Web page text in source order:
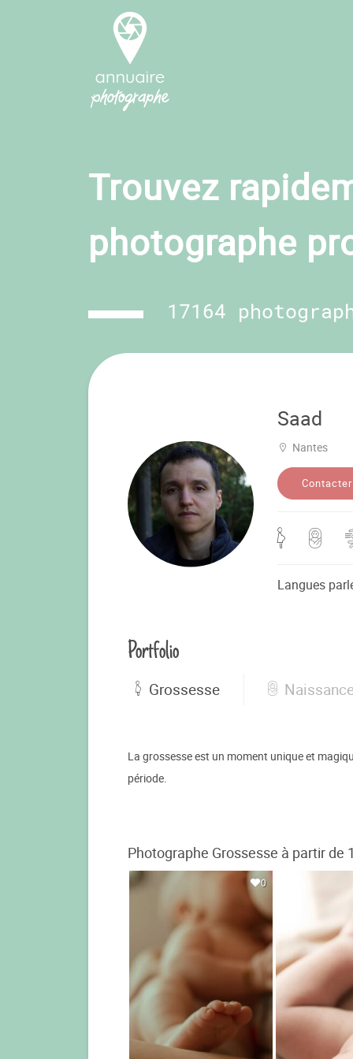
Trouvez
photographe
17164
Saad
Nantes
Contacter
Langues
Portfolio
Grossesse
La grossesse est un moment unique et
période.
Photographe Grossesse à partir de
0